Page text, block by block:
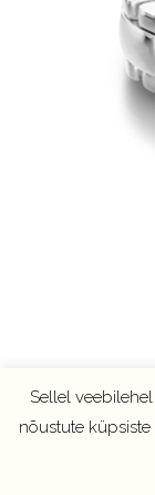
Sellel
nõustute